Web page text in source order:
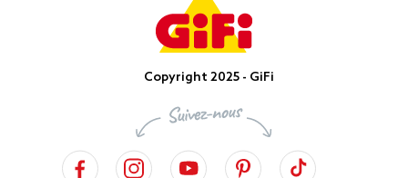
Copyright 2025 - GiFi